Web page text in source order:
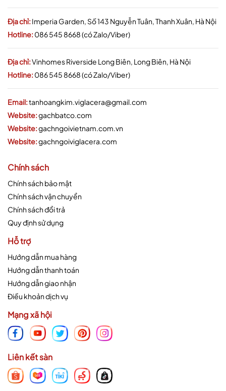
Địa chỉ:Imperia Garden, Số 143 Nguyễn Tuân, Thanh Xuân, Hà Nội
Hotline:086 545 8668 (có Zalo/Viber)
Địa chỉ:Vinhomes Riverside Long Biên, Long Biên, Hà Nội
Hotline:086 545 8668 (có Zalo/Viber)
Email:tanhoangkim.viglacera@gmail.com
Website:gachbatco.com
Website:gachngoivietnam.com.vn
Website:gachngoiviglacera.com
Chính sách
Chính sách bảo mật
Chính sách vận chuyển
Chính sách đổi trả
Quy định sử dụng
Hỗ trợ
Hướng dẫn mua hàng
Hướng dẫn thanh toán
Hướng dẫn giao nhận
Điều khoản dịch vụ
Mạng xã hội
Liên kết sàn